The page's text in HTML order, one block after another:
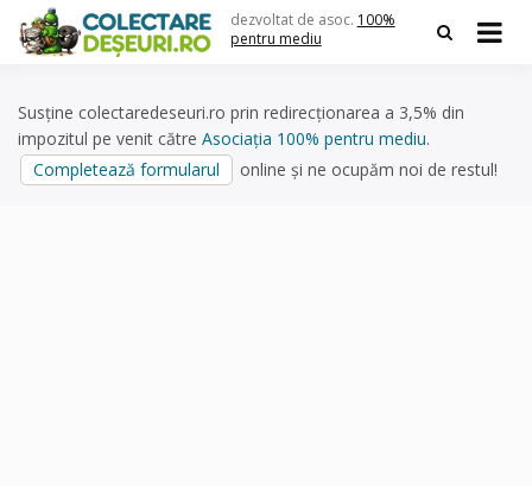
content
dezvoltat de asoc. 100%
pentru mediu
Susține colectaredeseuri.ro prin redirecționarea a 3,5% din
impozitul pe venit către Asociația 100% pentru mediu.
Completează formularul
online și ne ocupăm noi de restul!